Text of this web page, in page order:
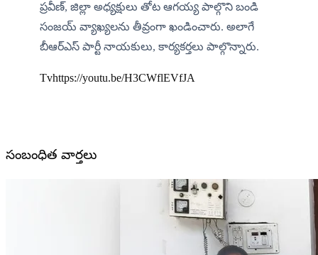
ప్రవీణ్, జిల్లా అధ్యక్షులు తోట ఆగయ్య పాల్గొని బండి
సంజయ్ వ్యాఖ్యలను తీవ్రంగా ఖండించారు. అలాగే
బీఆర్ఎస్ పార్టీ నాయకులు, కార్యకర్తలు పాల్గొన్నారు.
Tvhttps://youtu.be/H3CWflEVfJA
సంబంధిత వార్తలు